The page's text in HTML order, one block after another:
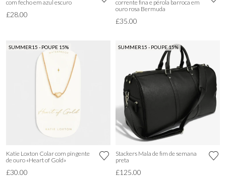
com fecho em azul escuro
£28.00
corrente fina e pérola barroca em
ouro rosa Bermuda
£35.00
SUMMER15 - POUPE 15%
Katie Loxton Colar com pingente
de ouro «Heart of Gold»
£30.00
SUMMER15 - POUPE 15%
Stackers Mala de fim de semana
preta
£125.00